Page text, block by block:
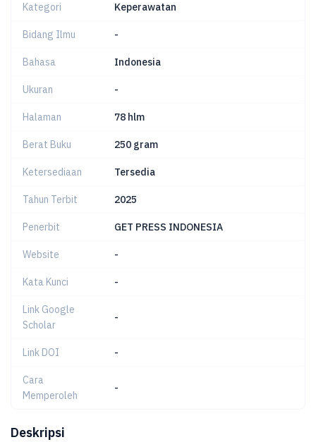
Kategori Keperawatan
Bidang Ilmu -
Bahasa Indonesia
Ukuran -
Halaman 78 hlm
Berat Buku 250 gram
Ketersediaan Tersedia
Tahun Terbit 2025
Penerbit GET PRESS INDONESIA
Website -
Kata Kunci -
Link Google
Scholar
-
Link DOI -
Cara
Memperoleh
-
Deskripsi